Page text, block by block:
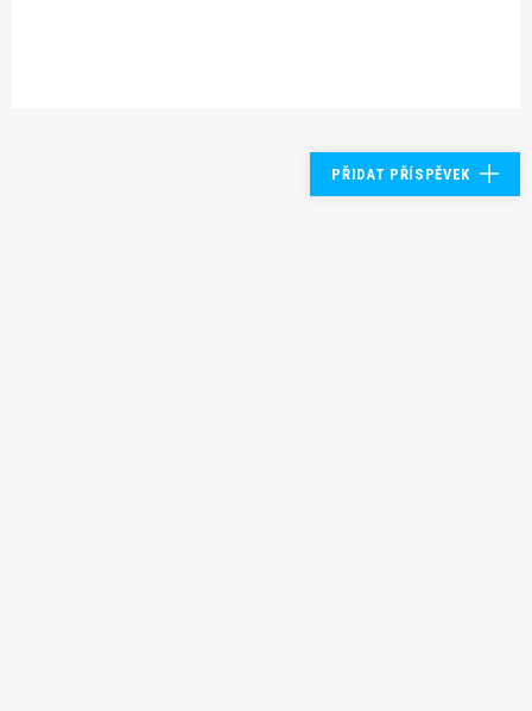
PŘIDAT PŘÍSPĚVEK